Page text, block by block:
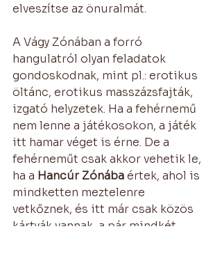
elveszítse az önuralmát.
A Vágy Zónában a forró
hangulatról olyan feladatok
gondoskodnak, mint pl.: erotikus
öltánc, erotikus masszázsfajták,
izgató helyzetek. Ha a fehérnemű
nem lenne a játékosokon, a játék
itt hamar véget is érne. De a
fehérneműt csak akkor vehetik le,
ha a Hancúr Zónába értek, ahol is
mindketten meztelenre
vetkőznek, és itt már csak közös
kártyák vannak, a pár mindkét